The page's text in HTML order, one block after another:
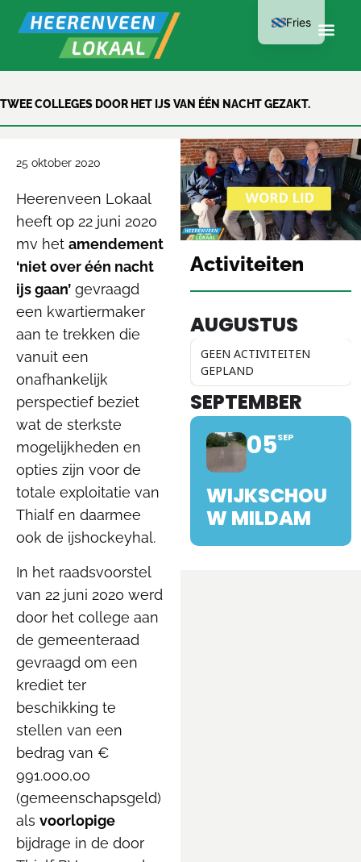
TWEE COLLEGES DOOR HET IJS VAN ÉÉN NACHT GEZAKT.
25 oktober 2020
Heerenveen Lokaal
heeft op 22 juni 2020
mv het amendement
‘niet over één nacht
ijs gaan’ gevraagd
een kwartiermaker
aan te trekken die
vanuit een
onafhankelijk
perspectief beziet
wat de sterkste
mogelijkheden en
opties zijn voor de
totale exploitatie van
Thialf en daarmee
ook de ijshockeyhal.
In het raadsvoorstel
van 22 juni 2020 werd
door het college aan
de gemeenteraad
gevraagd om een
krediet ter
beschikking te
stellen van een
bedrag van €
991.000,00
(gemeenschapsgeld)
als voorlopige
bijdrage in de door
KAN AL VANAF
€15 PER JAAR
Activiteiten
AUGUSTUS
GEEN ACTIVITEITEN
GEPLAND
SEPTEMBER
05SEP
WIJKSCHOU
W MILDAM
Fries